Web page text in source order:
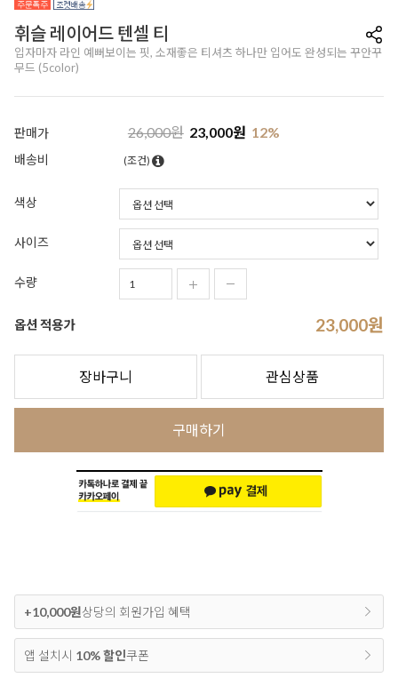
휘슬 레이어드 텐셀 티
입자마자 라인 예뻐보이는 핏, 소재좋은 티셔츠 하나만 입어도 완성되는 꾸안꾸
무드 (5color)
판매가 26,000원 23,000원 12%
배송비 (조건)
색상
사이즈
수량
옵션 적용가 23,000원
장바구니 관심상품
구매하기
+10,000원상당의 회원가입 혜택
앱 설치시 10% 할인쿠폰